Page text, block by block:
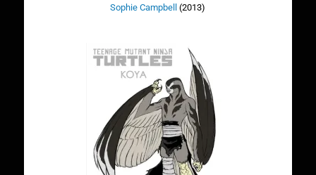
Sophie Campbell (2013)